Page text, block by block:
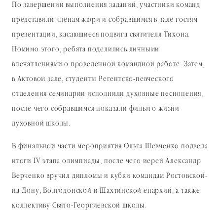
По завершении выполнения заданий, участники команд
представили членам жюри и собравшимся в зале гостям
презентации, касающиеся подвига святителя Тихона.
Помимо этого, ребята поделились личными
впечатлениями о проведенной командной работе. Затем,
в Актовом зале, студенты Регентско-певческого
отделения семинарии исполнили духовные песнопения,
после чего собравшимся показали фильм о жизни
духовной школы.
В финальной части мероприятия Ольга Шевченко подвела
итоги IV этапа олимпиады, после чего иерей Александр
Верченко вручил дипломы и кубки командам Ростовской-
на-Дону, Волгодонской и Шахтинской епархий, а также
коллективу Свято-Георгиевской школы.